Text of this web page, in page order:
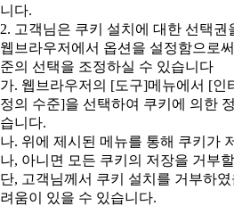
니다.
2. 고객님은 쿠키 설치에 대한 선택권
웹브라우저에서 옵션을 설정함으로
준의 선택을 조정하실 수 있습니다
가. 웹브라우저의 [도구]메뉴에서 [
정의 수준]을 선택하여 쿠키에 의한
습니다.
나. 위에 제시된 메뉴를 통해 쿠키가
나, 아니면 모든 쿠키의 저장을 거부
단, 고객님께서 쿠키 설치를 거부하
려움이 있을 수 있습니다.